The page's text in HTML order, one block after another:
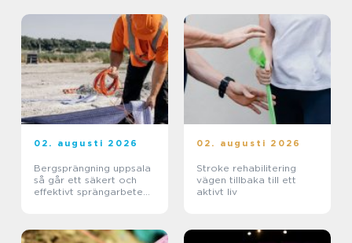
02. augusti 2026
Bergsprängning uppsala
så går ett säkert och
effektivt sprängarbete
02. augusti 2026
Stroke rehabilitering
vägen tillbaka till ett
aktivt liv